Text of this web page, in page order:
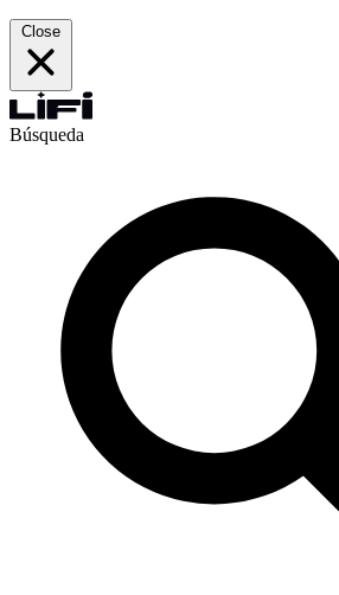
Close
Búsqueda